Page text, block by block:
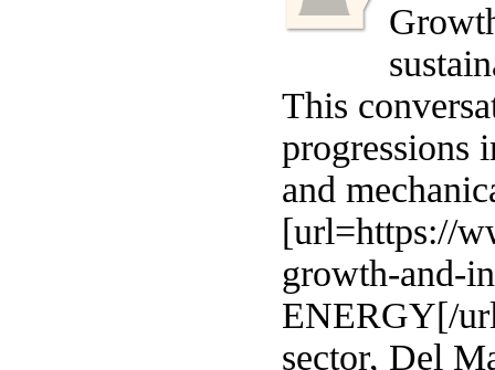
This
progressions
and
[url=https://
growth-and-
ENERGY[/
sector, Del